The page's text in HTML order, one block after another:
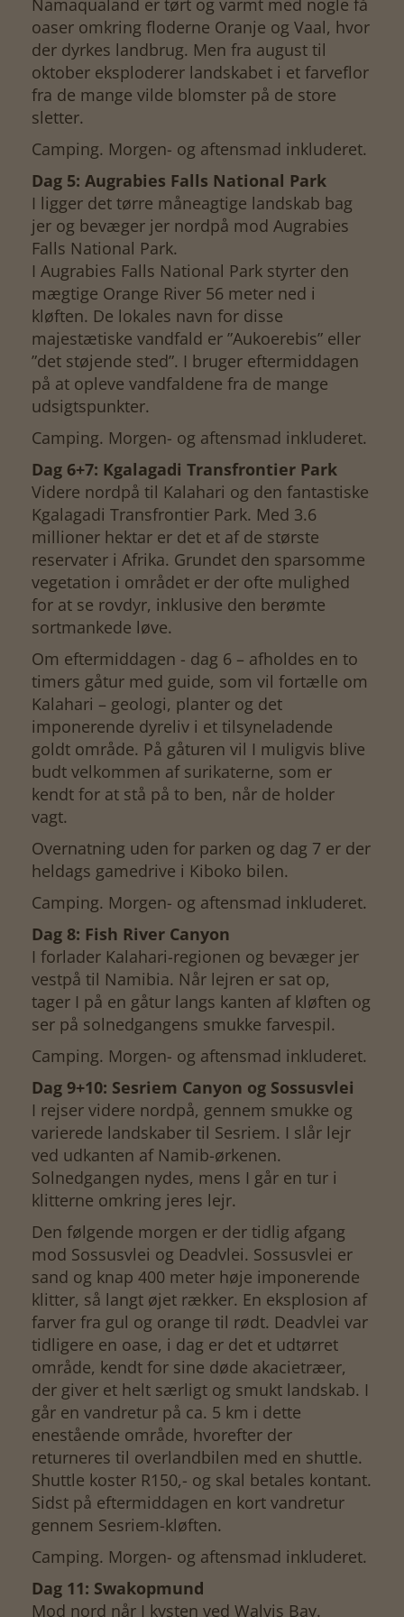
Namaqualand er tørt og varmt med nogle få
oaser omkring floderne Oranje og Vaal, hvor
der dyrkes landbrug. Men fra august til
oktober eksploderer landskabet i et farveflor
fra de mange vilde blomster på de store
sletter.
Camping. Morgen- og aftensmad inkluderet.
Dag 5: Augrabies Falls National Park
I ligger det tørre måneagtige landskab bag
jer og bevæger jer nordpå mod Augrabies
Falls National Park.
I Augrabies Falls National Park styrter den
mægtige Orange River 56 meter ned i
kløften. De lokales navn for disse
majestætiske vandfald er ”Aukoerebis” eller
”det støjende sted”. I bruger eftermiddagen
på at opleve vandfaldene fra de mange
udsigtspunkter.
Camping. Morgen- og aftensmad inkluderet.
Dag 6+7: Kgalagadi Transfrontier Park
Videre nordpå til Kalahari og den fantastiske
Kgalagadi Transfrontier Park. Med 3.6
millioner hektar er det et af de største
reservater i Afrika. Grundet den sparsomme
vegetation i området er der ofte mulighed
for at se rovdyr, inklusive den berømte
sortmankede løve.
Om eftermiddagen - dag 6 – afholdes en to
timers gåtur med guide, som vil fortælle om
Kalahari – geologi, planter og det
imponerende dyreliv i et tilsyneladende
goldt område. På gåturen vil I muligvis blive
budt velkommen af surikaterne, som er
kendt for at stå på to ben, når de holder
vagt.
Overnatning uden for parken og dag 7 er der
heldags gamedrive i Kiboko bilen.
Camping. Morgen- og aftensmad inkluderet.
Dag 8: Fish River Canyon
I forlader Kalahari-regionen og bevæger jer
vestpå til Namibia. Når lejren er sat op,
tager I på en gåtur langs kanten af kløften og
ser på solnedgangens smukke farvespil.
Camping. Morgen- og aftensmad inkluderet.
Dag 9+10: Sesriem Canyon og Sossusvlei
I rejser videre nordpå, gennem smukke og
varierede landskaber til Sesriem. I slår lejr
ved udkanten af Namib-ørkenen.
Solnedgangen nydes, mens I går en tur i
klitterne omkring jeres lejr.
Den følgende morgen er der tidlig afgang
mod Sossusvlei og Deadvlei. Sossusvlei er
sand og knap 400 meter høje imponerende
klitter, så langt øjet rækker. En eksplosion af
farver fra gul og orange til rødt. Deadvlei var
tidligere en oase, i dag er det et udtørret
område, kendt for sine døde akacietræer,
der giver et helt særligt og smukt landskab. I
går en vandretur på ca. 5 km i dette
enestående område, hvorefter der
returneres til overlandbilen med en shuttle.
Shuttle koster R150,- og skal betales kontant.
Sidst på eftermiddagen en kort vandretur
gennem Sesriem-kløften.
Camping. Morgen- og aftensmad inkluderet.
Dag 11: Swakopmund
Mod nord når I kysten ved Walvis Bay.